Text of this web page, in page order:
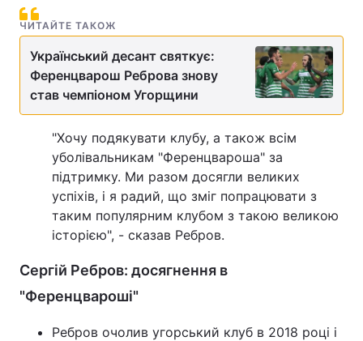
Послуги
Тема оформлення
ЧИТАЙТЕ ТАКОЖ
Український десант святкує:
Ференцварош Реброва знову
став чемпіоном Угорщини
"Хочу подякувати клубу, а також всім
уболівальникам "Ференцвароша" за
підтримку. Ми разом досягли великих
успіхів, і я радий, що зміг попрацювати з
таким популярним клубом з такою великою
історією", - сказав Ребров.
Сергій Ребров: досягнення в
"Ференцвароші"
Ребров очолив угорський клуб в 2018 році і